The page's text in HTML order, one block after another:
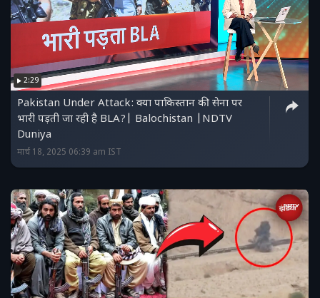
2:29
Pakistan Under Attack: क्या पाकिस्तान की सेना पर
भारी पड़ती जा रही है BLA?| Balochistan |NDTV
Duniya
मार्च 18, 2025 06:39 am IST